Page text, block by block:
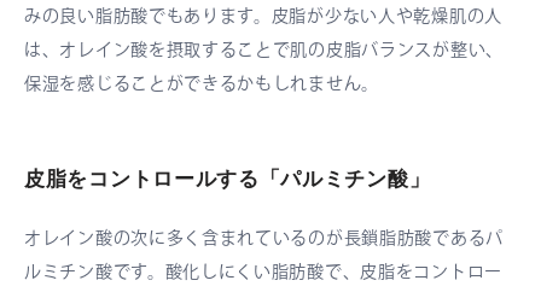
みの良い脂肪酸でもあります。皮脂が少ない人や乾燥肌の人
は、オレイン酸を摂取することで肌の皮脂バランスが整い、
保湿を感じることができるかもしれません。
皮脂をコントロールする「パルミチン酸」
オレイン酸の次に多く含まれているのが長鎖脂肪酸であるパ
ルミチン酸です。酸化しにくい脂肪酸で、皮脂をコントロー